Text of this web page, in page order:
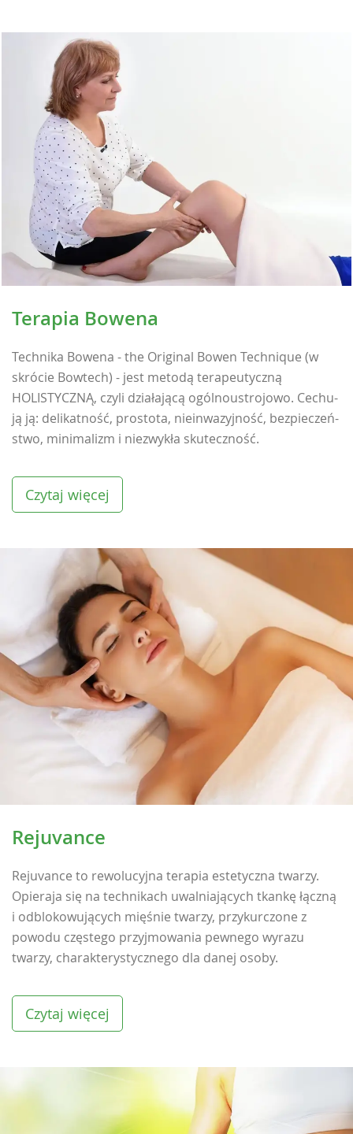
Terapia Bowena
Tech­ni­ka Bo­we­na - the Ori­gi­nal Bo­wen Tech­ni­que (w
skró­cie Bow­tech) - jest me­to­dą te­ra­peu­tycz­ną
HOLISTYCZNĄ, czy­li dzia­ła­ją­cą ogól­no­ustro­jo­wo. Ce­chu­
ją ją: de­li­kat­ność, pro­sto­ta, nie­in­wa­zyj­ność, bez­pie­czeń­
stwo, mi­ni­ma­lizm i nie­zwy­kła sku­tecz­ność.
Czytaj więcej
Rejuvance
Rejuvance to rewolucyjna terapia estetyczna twarzy.
Opieraja się na technikach uwalniających tkankę łączną
i odblokowujących mięśnie twarzy, przykurczone z
powodu częstego przyjmowania pewnego wyrazu
twarzy, charakterystycznego dla danej osoby.
Czytaj więcej